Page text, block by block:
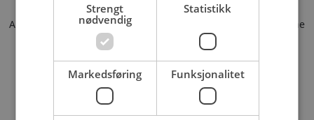
Application error: a client-side exception has occurred (see the
browser console for more information).
Strengt
nødvendig
Statistikk
Markedsføring Funksjonalitet